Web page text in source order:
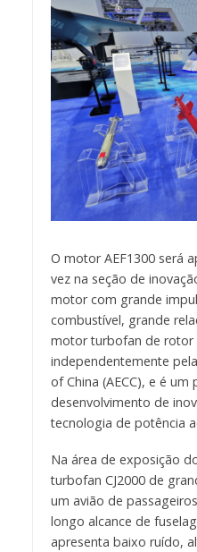
O motor AEF1300 será
vez na seção de
motor com grande
combustível, grande
motor turbofan de rotor
independentemente
of China (AECC), e é
desenvolvimento de
tecnologia de potência
Na área de exposição
turbofan CJ2000 de
um avião de
longo alcance de
apresenta baixo ruído,